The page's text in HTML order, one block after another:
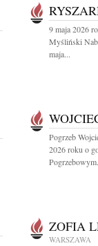
9 maja 2026
Myśliński
maja...
Pogrzeb
2026 roku o
ZOFIA
WARSZAWA